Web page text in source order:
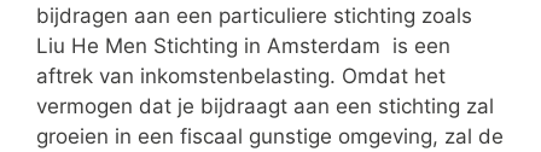
bijdragen aan een particuliere stichting zoals
Liu He Men Stichting in Amsterdam is een
aftrek van inkomstenbelasting. Omdat het
vermogen dat je bijdraagt aan een stichting zal
groeien in een fiscaal gunstige omgeving, zal de